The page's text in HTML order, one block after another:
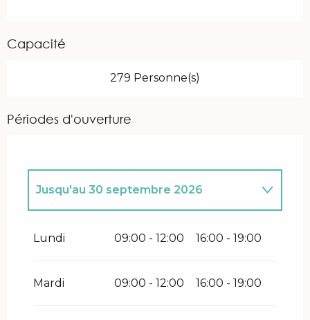
Capacité
279 Personne(s)
Périodes d'ouverture
Jusqu'au 30 septembre 2026
Lundi 09:00 - 12:00 16:00 - 19:00
Mardi 09:00 - 12:00 16:00 - 19:00